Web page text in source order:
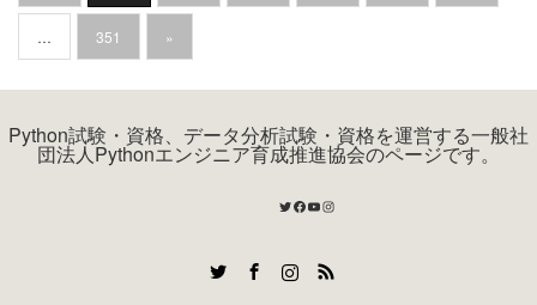
… 351 »
Python試験・資格、データ分析試験・資格を運営する一般社
団法人Pythonエンジニア育成推進協会のページです。
Twitter
Facebook
YouTube
Instagram
RSS